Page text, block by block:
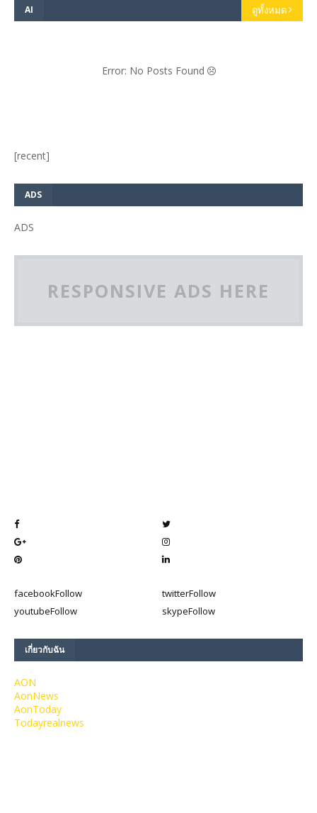
AI ดูทั้งหมด
Error: No Posts Found
[recent]
ADS
ADS
RESPONSIVE ADS HERE
facebookFollow twitterFollow
youtubeFollow skypeFollow
เกี่ยวกับฉัน
AON
AonNews
AonToday
Todayrealnews